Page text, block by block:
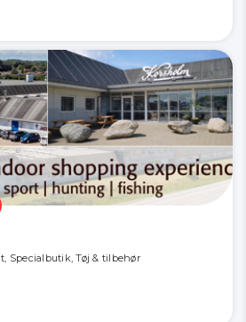
Specialbutik, Tøj & tilbehør